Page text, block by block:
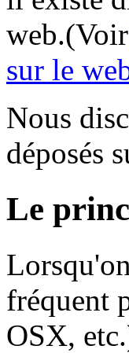
web.(Voir
sur le
Nous
déposés
Le
fréquent
OSX,